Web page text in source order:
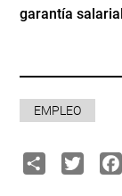
garantía salarial
EMPLEO
Share